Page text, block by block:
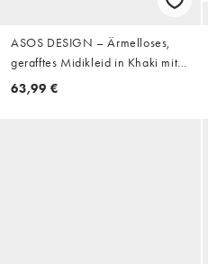
ASOS DESIGN – Ärmelloses,
gerafftes Midikleid in Khaki mit
Besatz
63,99 €